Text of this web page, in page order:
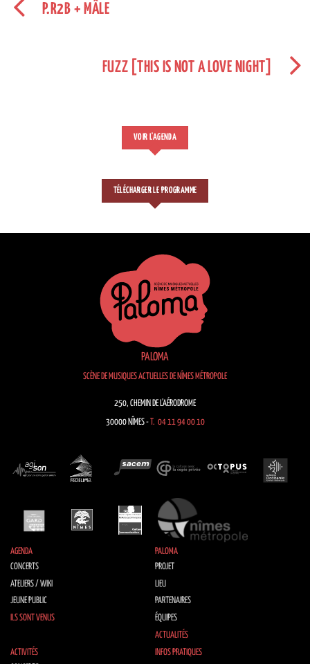
P.R2B + MÂLE
FUZZ [THIS IS NOT A LOVE NIGHT]
VOIR L'AGENDA
TÉLÉCHARGER LE PROGRAMME
PALOMA
SCÈNE DE MUSIQUES ACTUELLES DE NÎMES MÉTROPOLE
250, CHEMIN DE L’AÉRODROME
30000 NÎMES -T. 04 11 94 00 10
AGENDA
CONCERTS
ATELIERS / WIKI
JEUNE PUBLIC
ILS SONT VENUS
PALOMA
PROJET
LIEU
PARTENAIRES
ÉQUIPES
ACTUALITÉS
ACTIVITÉS
INFOS PRATIQUES